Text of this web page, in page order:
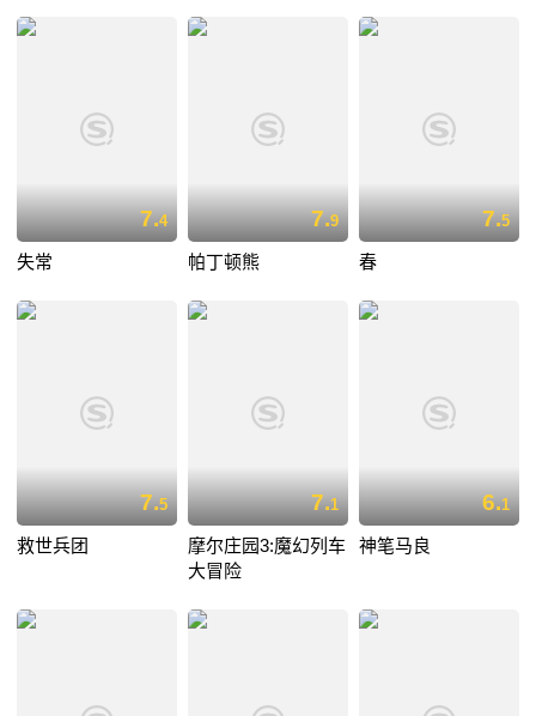
7.4
失常
7.9
帕丁顿熊
7.5
春
7.5
救世兵团
7.1
摩尔庄园3:魔幻列车
大冒险
6.1
神笔马良